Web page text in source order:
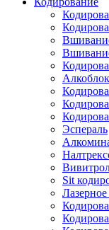
Эспераль
Sit